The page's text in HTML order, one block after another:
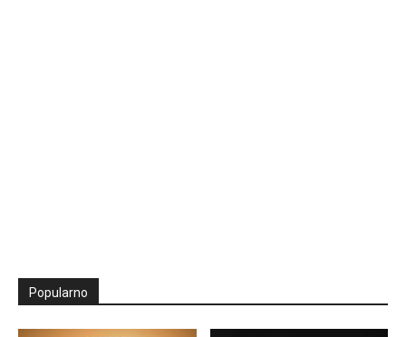
Popularno